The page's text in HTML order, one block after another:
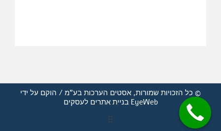
© כל הזכויות שמורות, אסטים הערכות בע"מ / הוקם על ידי
EyeWeb בניית אתרים לעסקים